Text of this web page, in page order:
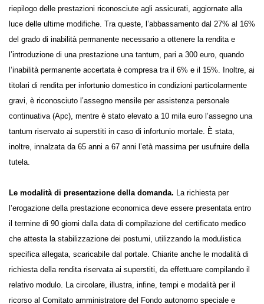
riepilogo delle prestazioni riconosciute agli assicurati, aggiornate alla
luce delle ultime modifiche. Tra queste, l’abbassamento dal 27% al 16%
del grado di inabilità permanente necessario a ottenere la rendita e
l’introduzione di una prestazione una tantum, pari a 300 euro, quando
l’inabilità permanente accertata è compresa tra il 6% e il 15%. Inoltre, ai
titolari di rendita per infortunio domestico in condizioni particolarmente
gravi, è riconosciuto l’assegno mensile per assistenza personale
continuativa (Apc), mentre è stato elevato a 10 mila euro l’assegno una
tantum riservato ai superstiti in caso di infortunio mortale. È stata,
inoltre, innalzata da 65 anni a 67 anni l’età massima per usufruire della
tutela.
Le modalità di presentazione della domanda. La richiesta per
l’erogazione della prestazione economica deve essere presentata entro
il termine di 90 giorni dalla data di compilazione del certificato medico
che attesta la stabilizzazione dei postumi, utilizzando la modulistica
specifica allegata, scaricabile dal portale. Chiarite anche le modalità di
richiesta della rendita riservata ai superstiti, da effettuare compilando il
relativo modulo. La circolare, illustra, infine, tempi e modalità per il
ricorso al Comitato amministratore del Fondo autonomo speciale e